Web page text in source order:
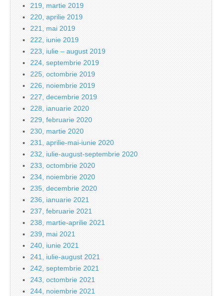
219, martie 2019
220, aprilie 2019
221, mai 2019
222, iunie 2019
223, iulie – august 2019
224, septembrie 2019
225, octombrie 2019
226, noiembrie 2019
227, decembrie 2019
228, ianuarie 2020
229, februarie 2020
230, martie 2020
231, aprilie-mai-iunie 2020
232, iulie-august-septembrie 2020
233, octombrie 2020
234, noiembrie 2020
235, decembrie 2020
236, ianuarie 2021
237, februarie 2021
238, martie-aprilie 2021
239, mai 2021
240, iunie 2021
241, iulie-august 2021
242, septembrie 2021
243, octombrie 2021
244, noiembrie 2021